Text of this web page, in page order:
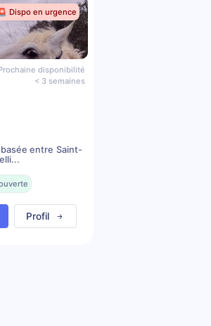
Dispo en urgence
disponibilité
< 3 semaines
entre Saint-
Profil